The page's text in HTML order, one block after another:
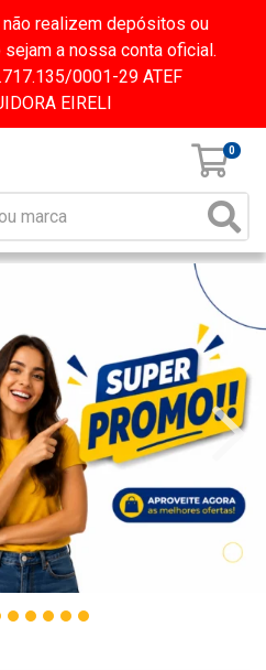
não realizem depósitos ou
a nossa conta oficial.
0001-29 ATEF
EIRELI
0